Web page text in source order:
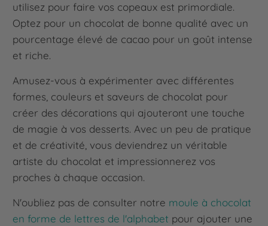
utilisez pour faire vos copeaux est primordiale.
Optez pour un chocolat de bonne qualité avec un
pourcentage élevé de cacao pour un goût intense
et riche.
Amusez-vous à expérimenter avec différentes
formes, couleurs et saveurs de chocolat pour
créer des décorations qui ajouteront une touche
de magie à vos desserts. Avec un peu de pratique
et de créativité, vous deviendrez un véritable
artiste du chocolat et impressionnerez vos
proches à chaque occasion.
N'oubliez pas de consulter notre moule à chocolat
en forme de lettres de l'alphabet pour ajouter une